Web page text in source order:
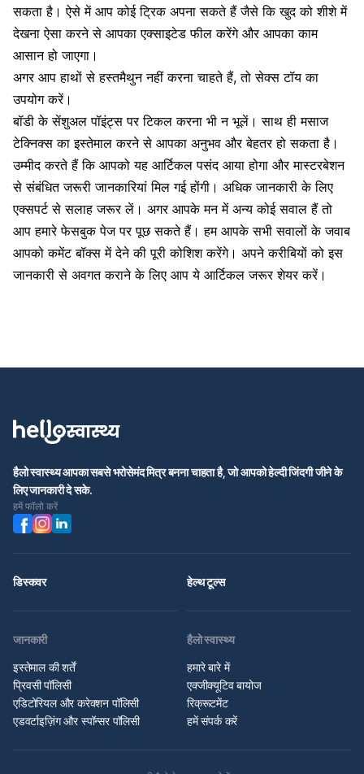
सकता है। ऐसे में आप कोई ट्रिक अपना सकते हैं जैसे कि खुद को शीशे में
देखना ऐसा करने से आपका एक्साइटेड फील करेंगे और आपका काम
आसान हो जाएगा।
अगर आप हाथों सेहस्तमैथुननहीं करना चाहते हैं, तोसेक्स टॉय का
उपयोग करें।
बॉडी केसेंशुअल पॉइंट्स पर टिकल करना भी न भूलें। साथ ही मसाज
टेक्निक्स का इस्तेमाल करने से आपका अनुभव और बेहतर हो सकता है।
उम्मीद करते हैं कि आपको यह आर्टिकल पसंद आया होगा और मास्टरबेशन
से संबंधित जरूरी जानकारियां मिल गई होंगी। अधिक जानकारी के लिए
एक्सपर्ट से सलाह जरूर लें। अगर आपके मन में अन्य कोई सवाल हैं तो
आप हमारे फेसबुक पेज पर पूछ सकते हैं। हम आपके सभी सवालों के जवाब
आपको कमेंट बॉक्स में देने की पूरी कोशिश करेंगे। अपने करीबियों को इस
जानकारी से अवगत कराने के लिए आप ये आर्टिकल जरूर शेयर करें।
हैलो स्वास्थ्य आपका सबसे भरोसेमंद मित्र बनना चाहता है, जो आपको हेल्दी जिंदगी जीने के
लिए जानकारी दे सके.
हमें फॉलो करें
डिस्कवर हेल्थ टूल्स
जानकारी
इस्तेमाल की शर्तें
प्रिवसी पॉलिसी
एडिटोरियल और करेक्शन पॉलिसी
एडवर्टाइज़िंग और स्पॉन्सर पॉलिसी
हैलो स्वास्थ्य
हमारे बारे में
एक्जीक्यूटिव बायोज
रिक्रूटमेंट
हमें संपर्क करें